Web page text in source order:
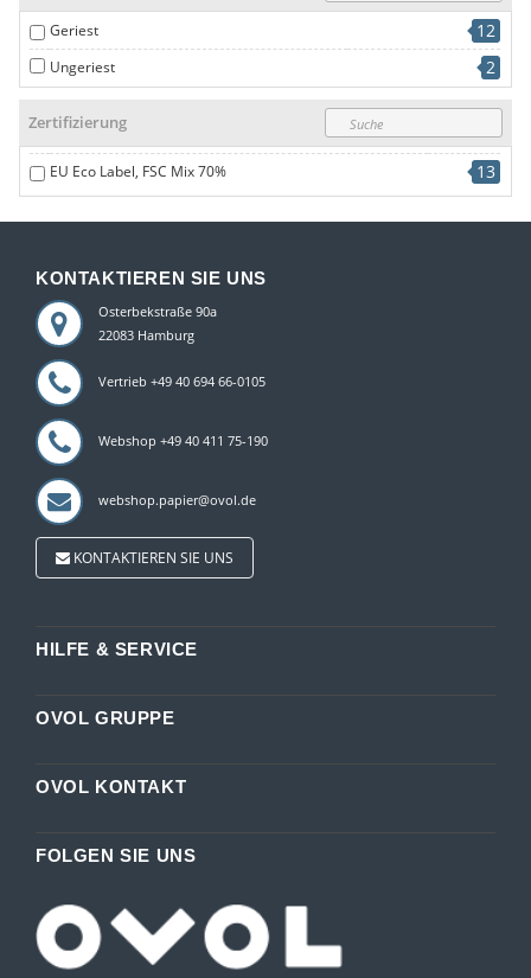
Geriest 12
Ungeriest 2
Zertifizierung
EU Eco Label, FSC Mix 70% 13
KONTAKTIEREN SIE UNS
Osterbekstraße 90a
22083 Hamburg
Vertrieb +49 40 694 66-0105
Webshop +49 40 411 75-190
webshop.papier@ovol.de
KONTAKTIEREN SIE UNS
HILFE & SERVICE
OVOL GRUPPE
OVOL KONTAKT
FOLGEN SIE UNS